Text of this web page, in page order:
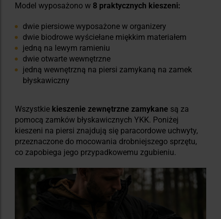
Model wyposażono w 8 praktycznych kieszeni:
dwie piersiowe wyposażone w organizery
dwie biodrowe wyściełane miękkim materiałem
jedną na lewym ramieniu
dwie otwarte wewnętrzne
jedną wewnętrzną na piersi zamykaną na zamek
błyskawiczny
Wszystkie kieszenie zewnętrzne zamykane są za
pomocą zamków błyskawicznych YKK. Poniżej
kieszeni na piersi znajdują się paracordowe uchwyty,
przeznaczone do mocowania drobniejszego sprzętu,
co zapobiega jego przypadkowemu zgubieniu.